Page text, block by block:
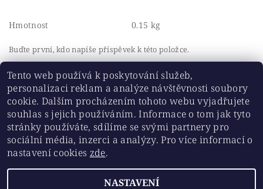
Hmotnost 0.15 kg
Buďte první, kdo napíše příspěvek k této položce.
Přidat komentář
Historickesklo.cz | Chovatelskepotreby.eu
Chovatelskepotreby.eu, všechna práva vyhrazena
Tento web používá k poskytování služeb,
personalizaci reklam a analýze návštěvnosti soubory
cookie. Dalším procházením tohoto webu vyjadřujete
souhlas s jejich používáním. Informace o tom jak tyto
stránky používáte, sdílíme se svými partnery pro
sociální média, inzerci a analýzy. Pro více informací o
nastavení cookies zde.
NASTAVENÍ